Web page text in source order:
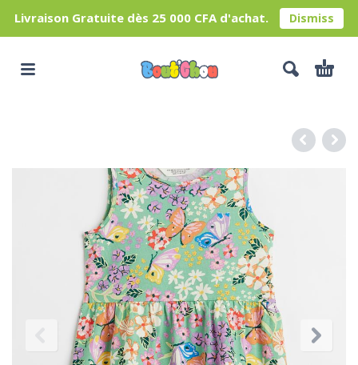
Livraison Gratuite dès 25 000 CFA d'achat. Dismiss